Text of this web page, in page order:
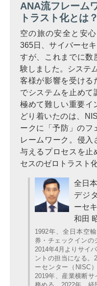
ANA流フレーム
トラスト化とは？
空の旅の安全と安
365日、サイバーセ
すが、これまでに数
験しました。システ
客様が影響を受ける
でシステムを止めて
極めて難しい重要イ
どり着いたのは、
ークに「予防」のフ
レームワーク。侵入
与えるプロセスを止
セスのゼロトラスト
全日
デジ
ーセ
和田
1992年、全日本空
券・チェックインの
2014年4月よりサイ
ントの担当になる。
ーセンター（NISC
2019年、産業横断